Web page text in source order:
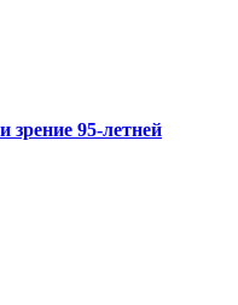
зрение 95-летней